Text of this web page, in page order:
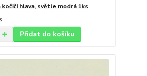
hlava, světle modrá 1ks
Přidat do košíku